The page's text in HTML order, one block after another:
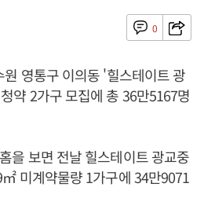
0
영통구 이의동 '힐스테이트 광
약 2가구 모집에 총 36만5167명
을 보면 전날 힐스테이트 광교중
미계약물량 1가구에 34만9071